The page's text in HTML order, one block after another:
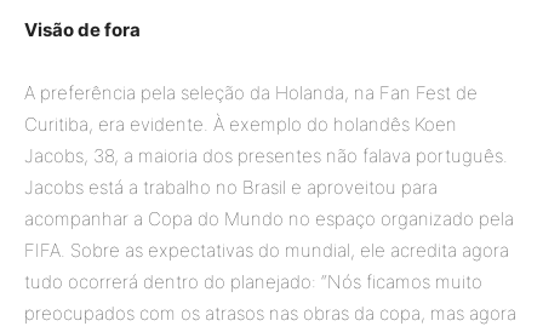
Visão de fora
A preferência pela seleção da Holanda, na Fan Fest de
Curitiba, era evidente. À exemplo do holandês Koen
Jacobs, 38, a maioria dos presentes não falava português.
Jacobs está a trabalho no Brasil e aproveitou para
acompanhar a Copa do Mundo no espaço organizado pela
FIFA. Sobre as expectativas do mundial, ele acredita agora
tudo ocorrerá dentro do planejado: “Nós ficamos muito
preocupados com os atrasos nas obras da copa, mas agora